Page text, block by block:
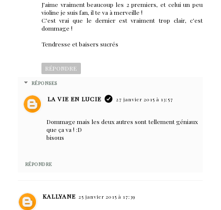
J'aime vraiment beaucoup les 2 premiers, et celui un peu
violine je suis fan, il te va à merveille !
C'est vrai que le dernier est vraiment trop clair, c'est
dommage !
Tendresse et baisers sucrés
RÉPONDRE
RÉPONSES
LA VIE EN LUCIE 27 janvier 2015 à 13:57
Dommage mais les deux autres sont tellement géniaux
que ça va ! :D
bisous
RÉPONDRE
KALLYANE 25 janvier 2015 à 17:39